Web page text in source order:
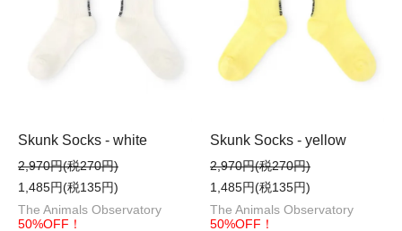
Skunk Socks - white
2,970円(税270円)
1,485円(税135円)
The Animals Observatory
50%OFF！
Skunk Socks - yellow
2,970円(税270円)
1,485円(税135円)
The Animals Observatory
50%OFF！